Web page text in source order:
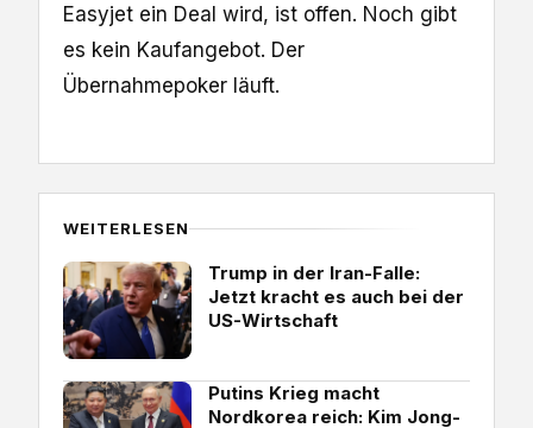
Easyjet ein Deal wird, ist offen. Noch gibt
es kein Kaufangebot. Der
Übernahmepoker läuft.
WEITERLESEN
Trump in der Iran-Falle:
Jetzt kracht es auch bei der
US-Wirtschaft
Putins Krieg macht
Nordkorea reich: Kim Jong-